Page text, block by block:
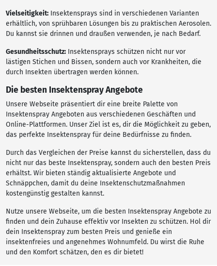
Vielseitigkeit: Insektensprays sind in verschiedenen Varianten
erhältlich, von sprühbaren Lösungen bis zu praktischen Aerosolen.
Du kannst sie drinnen und draußen verwenden, je nach Bedarf.
Gesundheitsschutz: Insektensprays schützen nicht nur vor
lästigen Stichen und Bissen, sondern auch vor Krankheiten, die
durch Insekten übertragen werden können.
Die besten Insektenspray Angebote
Unsere Webseite präsentiert dir eine breite Palette von
Insektenspray Angeboten aus verschiedenen Geschäften und
Online-Plattformen. Unser Ziel ist es, dir die Möglichkeit zu geben,
das perfekte Insektenspray für deine Bedürfnisse zu finden.
Durch das Vergleichen der Preise kannst du sicherstellen, dass du
nicht nur das beste Insektenspray, sondern auch den besten Preis
erhältst. Wir bieten ständig aktualisierte Angebote und
Schnäppchen, damit du deine Insektenschutzmaßnahmen
kostengünstig gestalten kannst.
Nutze unsere Webseite, um die besten Insektenspray Angebote zu
finden und dein Zuhause effektiv vor Insekten zu schützen. Hol dir
dein Insektenspray zum besten Preis und genieße ein
insektenfreies und angenehmes Wohnumfeld. Du wirst die Ruhe
und den Komfort schätzen, den es dir bietet!